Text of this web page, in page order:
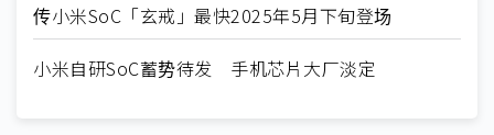
传小米SoC「玄戒」最快2025年5月下旬登场
小米自研SoC蓄势待发 手机芯片大厂淡定